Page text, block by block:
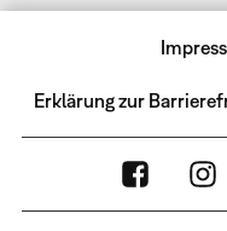
Erklärung zur